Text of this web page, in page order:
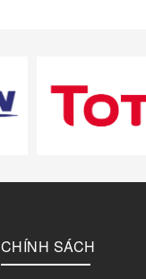
CHÍNH SÁCH